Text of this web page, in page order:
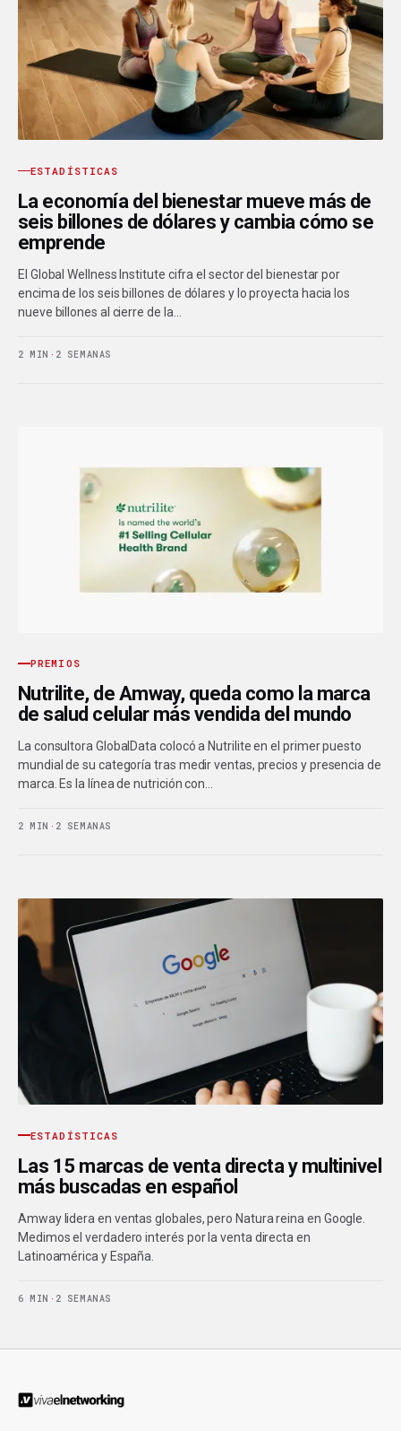
ESTADÍSTICAS
La economía del bienestar mueve más de
seis billones de dólares y cambia cómo se
emprende
El Global Wellness Institute cifra el sector del bienestar por
encima de los seis billones de dólares y lo proyecta hacia los
nueve billones al cierre de la…
2 MIN · 2 SEMANAS
PREMIOS
Nutrilite, de Amway, queda como la marca
de salud celular más vendida del mundo
La consultora GlobalData colocó a Nutrilite en el primer puesto
mundial de su categoría tras medir ventas, precios y presencia de
marca. Es la línea de nutrición con…
2 MIN · 2 SEMANAS
ESTADÍSTICAS
Las 15 marcas de venta directa y multinivel
más buscadas en español
Amway lidera en ventas globales, pero Natura reina en Google.
Medimos el verdadero interés por la venta directa en
Latinoamérica y España.
6 MIN · 2 SEMANAS